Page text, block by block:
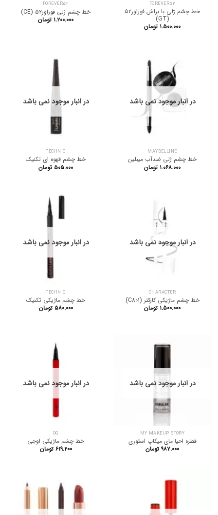
FOREVER52
خط چشم ژلی با براش فوراور۵۲
(GT)
۱.۵۰۰.۰۰۰ تومان
FOREVER52
خط چشم ژلی فوراور۵۲ (CE)
۱.۲۰۰.۰۰۰ تومان
در انبار موجود نمی باشد
MAYBELLINE
خط چشم ژلی ضدآب میبلین
۱.۰۶۸.۰۰۰ تومان
در انبار موجود نمی باشد
TECHNIC
خط چشم قهوه ای تکنیک
۵۰۵.۰۰۰ تومان
در انبار موجود نمی باشد
CHARACTER
خط چشم ماژیکی کارکتر (C801)
۱.۵۰۰.۰۰۰ تومان
در انبار موجود نمی باشد
TECHNIC
خط چشم ماژیکی تکنیک
۵۸۰.۰۰۰ تومان
در انبار موجود نمی باشد
MY MAKEUP STORY
قطره احیا مای میکاپ استوری
۹۸۷.۰۰۰ تومان
در انبار موجود نمی باشد
OG
خط چشم ماژیکی اوجی
۶۱۹.۲۰۰ تومان